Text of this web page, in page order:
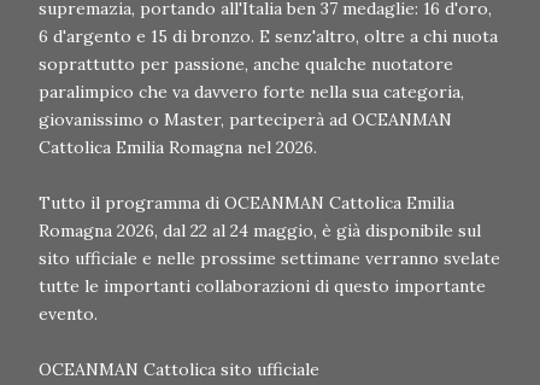
supremazia, portando all'Italia ben 37 medaglie: 16 d'oro,
6 d'argento e 15 di bronzo. E senz'altro, oltre a chi nuota
soprattutto per passione, anche qualche nuotatore
paralimpico che va davvero forte nella sua categoria,
giovanissimo o Master, parteciperà ad OCEANMAN
Cattolica Emilia Romagna nel 2026.
Tutto il programma di OCEANMAN Cattolica Emilia
Romagna 2026, dal 22 al 24 maggio, è già disponibile sul
sito ufficiale e nelle prossime settimane verranno svelate
tutte le importanti collaborazioni di questo importante
evento.
OCEANMAN Cattolica sito ufficiale